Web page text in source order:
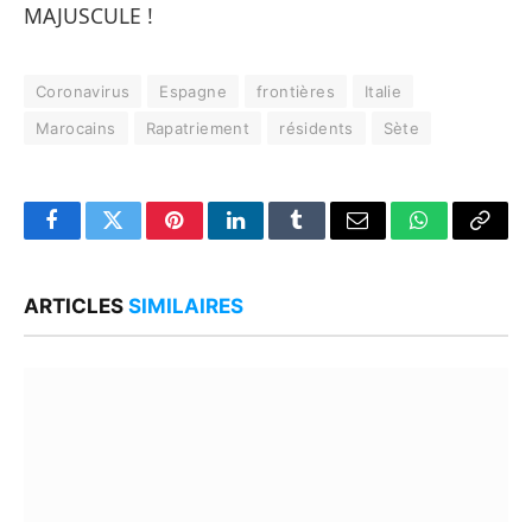
MAJUSCULE !
Coronavirus Espagne frontières
Italie
Marocains
Rapatriement résidents Sète
FacebookTwitterPinterestLinkedInTumblrEmail WhatsApp
Copy
ARTICLES SIMILAIRES